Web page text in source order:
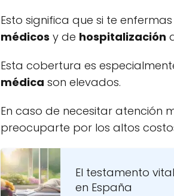
Esto significa que si te
médicos y de hospitalización
Esta cobertura es
médica son elevados.
En caso de necesitar atención
preocuparte por los altos
El testamento
en España